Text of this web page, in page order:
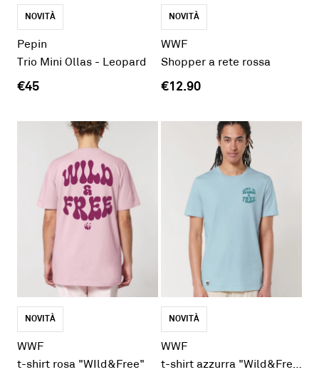
NOVITÀ
Pepin
Trio Mini Ollas - Leopard
€45
NOVITÀ
WWF
Shopper a rete rossa
€12.90
NOVITÀ
WWF
t-shirt rosa "WIld&Free"
NOVITÀ
WWF
t-shirt azzurra "Wild&Free"